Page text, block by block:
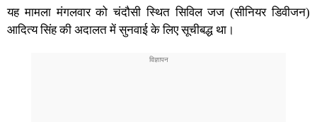
यह मामला मंगलवार को चंदौसी स्थित सिविल जज (सीनियर डिवीजन)
आदित्य सिंह की अदालत में सुनवाई के लिए सूचीबद्ध था।